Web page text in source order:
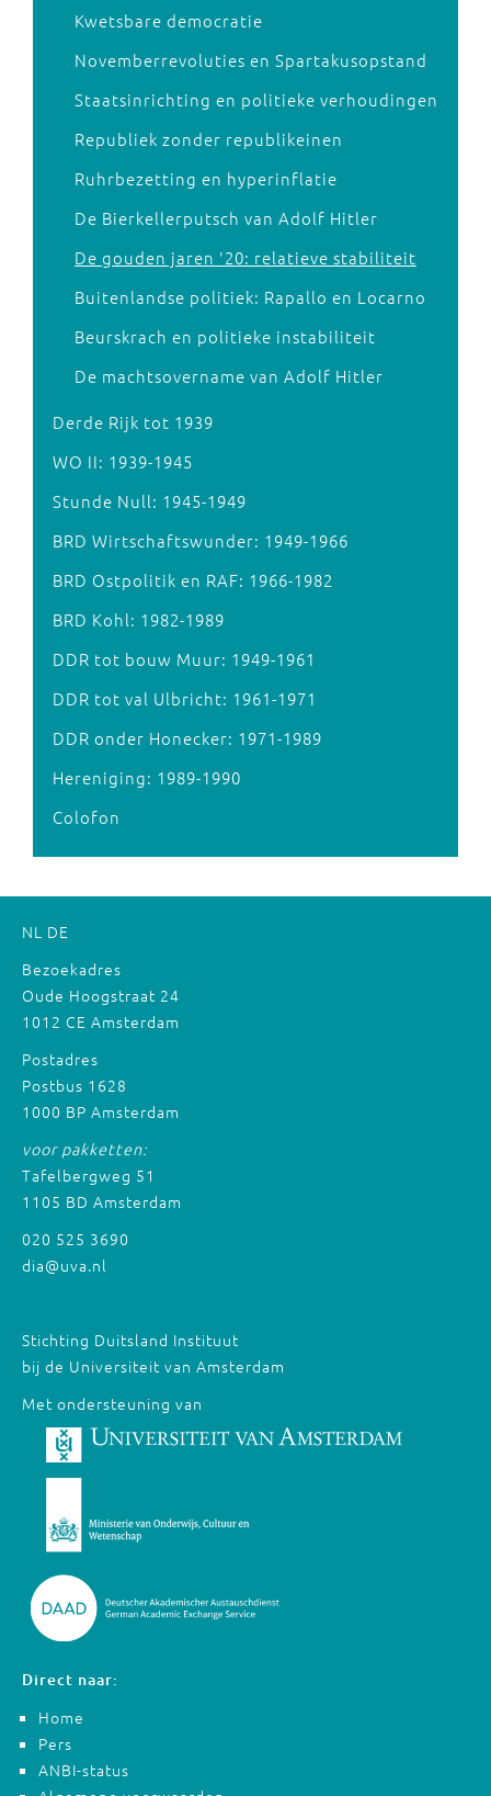
Kwetsbare democratie
Novemberrevoluties en Spartakusopstand
Staatsinrichting en politieke verhoudingen
Republiek zonder republikeinen
Ruhrbezetting en hyperinflatie
De Bierkellerputsch van Adolf Hitler
De gouden jaren '20: relatieve stabiliteit
Buitenlandse politiek: Rapallo en Locarno
Beurskrach en politieke instabiliteit
De machtsovername van Adolf Hitler
Derde Rijk tot 1939
WO II: 1939-1945
Stunde Null: 1945-1949
BRD Wirtschaftswunder: 1949-1966
BRD Ostpolitik en RAF: 1966-1982
BRD Kohl: 1982-1989
DDR tot bouw Muur: 1949-1961
DDR tot val Ulbricht: 1961-1971
DDR onder Honecker: 1971-1989
Hereniging: 1989-1990
Colofon
NL DE
Bezoekadres
Oude Hoogstraat 24
1012 CE Amsterdam
Postadres
Postbus 1628
1000 BP Amsterdam
voor pakketten:
Tafelbergweg 51
1105 BD Amsterdam
020 525 3690
dia@uva.nl
Stichting Duitsland Instituut
bij de Universiteit van Amsterdam
Met ondersteuning van
Direct naar:
Home
Pers
ANBI-status